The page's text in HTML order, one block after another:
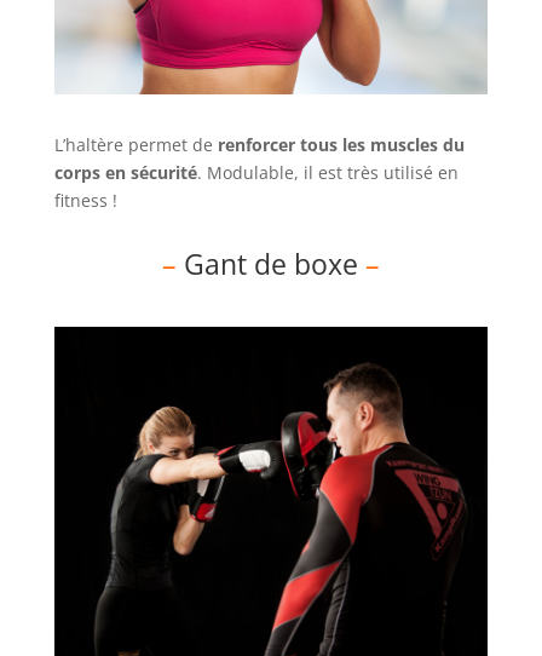
L’haltère permet de renforcer tous les muscles du
corps en sécurité. Modulable, il est très utilisé en
fitness !
– Gant de boxe –